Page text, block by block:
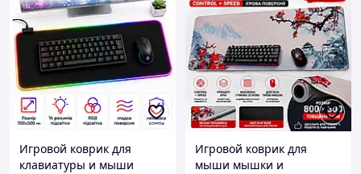
Игровой коврик для
клавиатуры и мыши
Игровой коврик для
мыши мышки и